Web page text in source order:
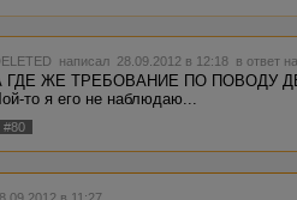
написал 28.09.2012 в 12:18 в ответ
ГДЕ ЖЕ ТРЕБОВАНИЕ ПО ПОВОДУ
то я его не наблюдаю...
#80